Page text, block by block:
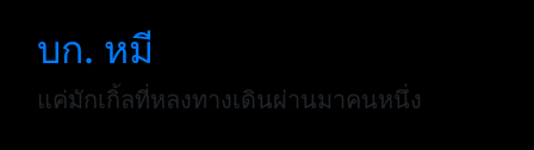
บก. หมี
แค่มักเกิ้ลที่หลงทางเดินผ่านมาคนหนึ่ง